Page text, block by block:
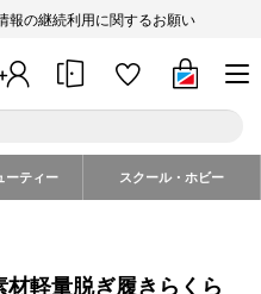
報の継続利用に関するお願い
ーティー スクール・ホビー
軽量脱ぎ履きらくら